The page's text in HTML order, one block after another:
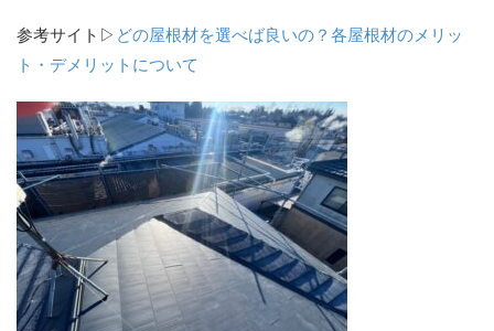
参考サイト▷ どの屋根材を選べば良いの？各屋根材のメリッ
ト・デメリットについて